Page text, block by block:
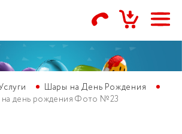
Шары на День Рождения
день рождения Фото №23